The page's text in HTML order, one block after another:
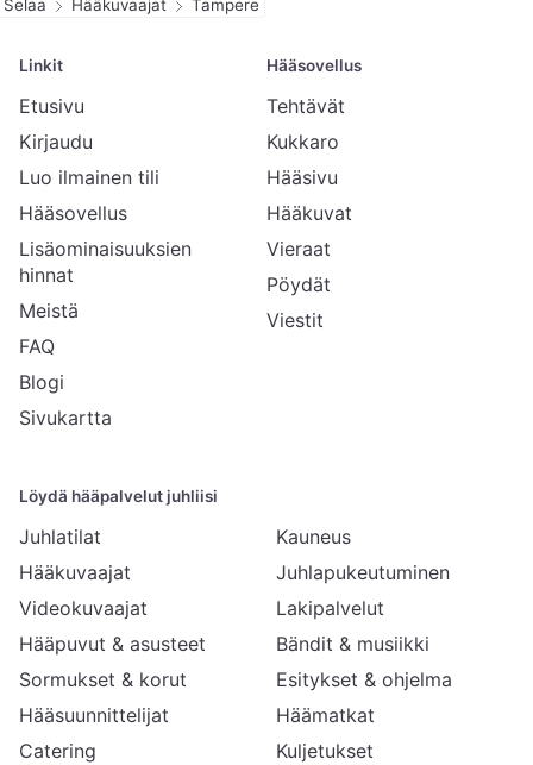
Selaa Hääkuvaajat Tampere
Linkit
Etusivu
Kirjaudu
Luo ilmainen tili
Hääsovellus
Lisäominaisuuksien
hinnat
Meistä
FAQ
Blogi
Sivukartta
Hääsovellus
Tehtävät
Kukkaro
Hääsivu
Hääkuvat
Vieraat
Pöydät
Viestit
Löydä hääpalvelut juhliisi
Juhlatilat
Hääkuvaajat
Videokuvaajat
Hääpuvut & asusteet
Sormukset & korut
Hääsuunnittelijat
Catering
Kauneus
Juhlapukeutuminen
Lakipalvelut
Bändit & musiikki
Esitykset & ohjelma
Häämatkat
Kuljetukset